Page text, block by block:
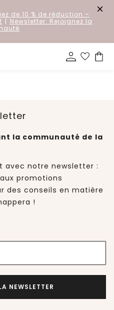
de 10 % de réduction –
| Newsletter: Rejoignez la
la communauté de la
avec notre newsletter :
promotions
des conseils en matière
!
NEWSLETTER